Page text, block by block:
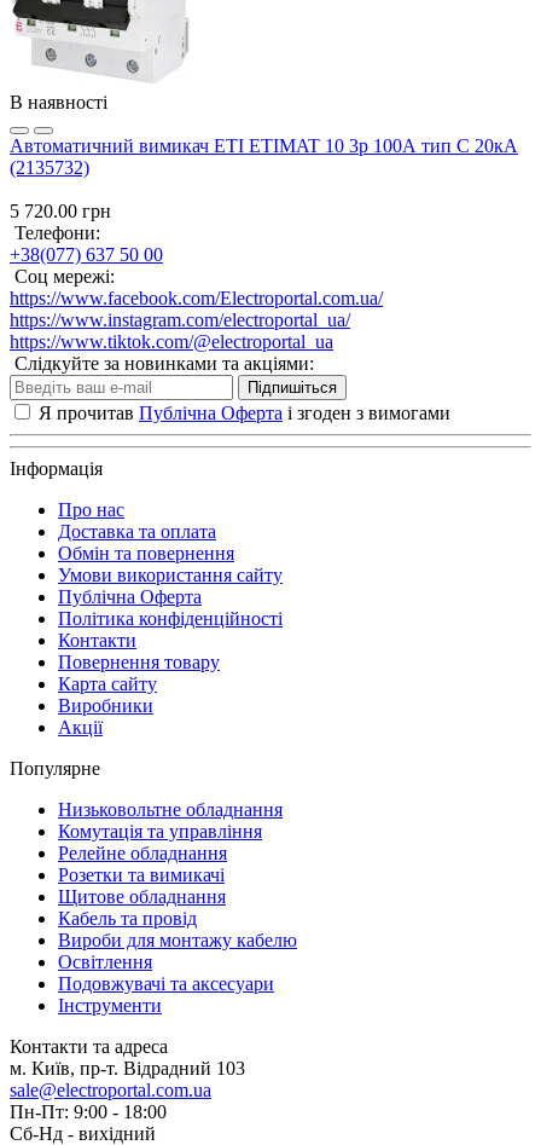
В наявності
Автоматичний вимикач ETI ETIMAT 10 3p 100А тип C 20кА
(2135732)
5 720.00 грн
Телефони:
+38(077) 637 50 00
Соц мережі:
https://www.facebook.com/Electroportal.com.ua/
https://www.instagram.com/electroportal_ua/
https://www.tiktok.com/@electroportal_ua
Слідкуйте за новинками та акціями:
Підпишіться
Я прочитав Публічна Оферта і згоден з вимогами
Інформація
Про нас
Доставка та оплата
Обмін та повернення
Умови використання сайту
Публічна Оферта
Політика конфіденційності
Контакти
Повернення товару
Карта сайту
Виробники
Акції
Популярне
Низьковольтне обладнання
Комутація та управління
Релейне обладнання
Розетки та вимикачі
Щитове обладнання
Кабель та провід
Вироби для монтажу кабелю
Освітлення
Подовжувачі та аксесуари
Інструменти
Контакти та адреса
м. Київ, пр-т. Відрадний 103
sale@electroportal.com.ua
Пн-Пт: 9:00 - 18:00
Сб-Нд - вихідний